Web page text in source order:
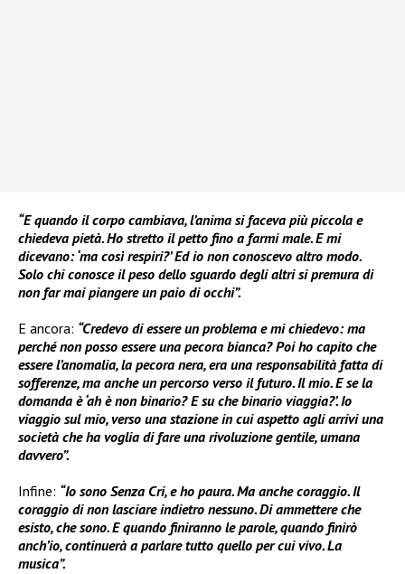
“E quando il corpo cambiava, l’anima si faceva più piccola e
chiedeva pietà. Ho stretto il petto fino a farmi male. E mi
dicevano: ‘ma così respiri?’ Ed io non conoscevo altro modo.
Solo chi conosce il peso dello sguardo degli altri si premura di
non far mai piangere un paio di occhi”.
E ancora: “Credevo di essere un problema e mi chiedevo: ma
perché non posso essere una pecora bianca? Poi ho capito che
essere l’anomalia, la pecora nera, era una responsabilità fatta di
sofferenze, ma anche un percorso verso il futuro. Il mio. E se la
domanda è ‘ah è non binario? E su che binario viaggia?’. Io
viaggio sul mio, verso una stazione in cui aspetto agli arrivi una
società che ha voglia di fare una rivoluzione gentile, umana
davvero”.
Infine: “Io sono Senza Cri, e ho paura. Ma anche coraggio. Il
coraggio di non lasciare indietro nessuno. Di ammettere che
esisto, che sono. E quando finiranno le parole, quando finirò
anch’io, continuerà a parlare tutto quello per cui vivo. La
musica”.